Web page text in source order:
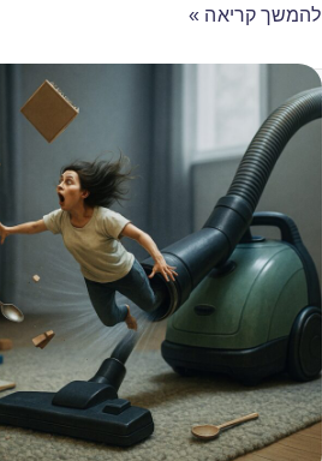
להמשך קריאה »